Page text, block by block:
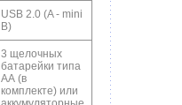
USB 2.0 (A - mini
B)
3 щелочных
батарейки типа
АА (в
комплекте) или